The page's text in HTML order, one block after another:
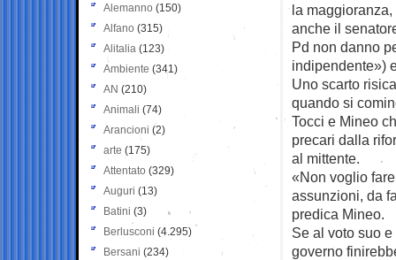
la
anche il
Pd non danno
indipendente»)
Uno scarto
quando si
Tocci e Mineo
precari dalla
al mittente.
«Non voglio
assunzioni, da
predica Mineo.
Se al voto suo
governo
Alemanno (150)
Alfano (315)
Alitalia (123)
Ambiente (341)
AN (210)
Animali (74)
Arancioni (2)
arte (175)
Attentato (329)
Auguri (13)
Batini (3)
Berlusconi (4.295)
Bersani (234)